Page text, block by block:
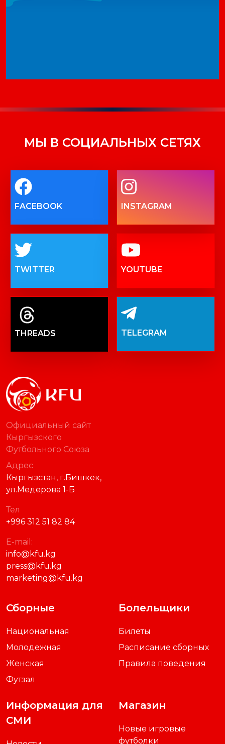
FACEBOOK INSTAGRAM
TWITTER YOUTUBE
THREADS TELEGRAM
Официальный сайт
Кыргызского
Футбольного Союза
Адрес
Кыргызстан, г.Бишкек,
ул.Медерова 1-Б
Тел
+996 312 51 82 84
E-mail:
info@kfu.kg
press@kfu.kg
marketing@kfu.kg
Национальная
Молодежная
Женская
Футзал
Расписание сборных
Правила поведения
СМИ
футболки
Новое парадное поло